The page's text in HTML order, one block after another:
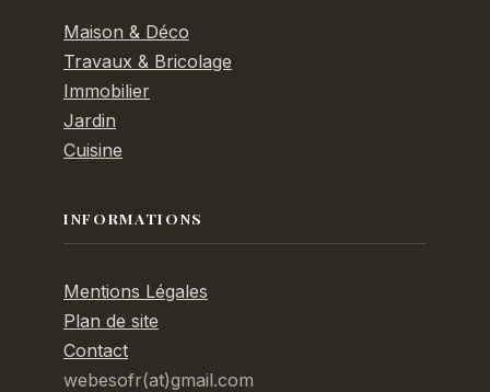
Maison & Déco
Travaux & Bricolage
Immobilier
Jardin
Cuisine
INFORMATIONS
Mentions Légales
Plan de site
Contact
webesofr(at)gmail.com